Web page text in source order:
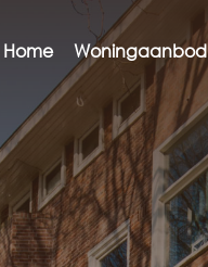
Home Woningaanbod